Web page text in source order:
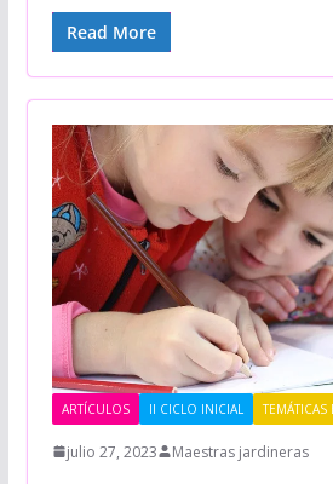
Read More
ARTÍCULOS II CICLO INICIAL TEMÁTICAS
julio 27, 2023 Maestras jardineras